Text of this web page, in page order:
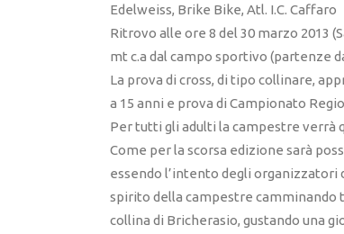
Edelweiss, Brike Bike, Atl. I.C. Caffaro
Ritrovo alle ore 8 del 30 marzo 2013
mt c.a dal campo sportivo (partenze
La prova di cross, di tipo collinare,
a 15 anni e prova di Campionato
Per tutti gli adulti la campestre verrà
Come per la scorsa edizione sarà
essendo l’intento degli
spirito della campestre
collina di Bricherasio, gustando una